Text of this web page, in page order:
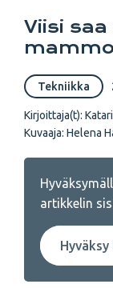
Viisi
Tekniikka
Kirjoittaja(t):
Kuvaaja: Helena
artikkelin